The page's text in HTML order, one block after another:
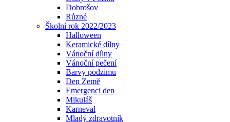
Dobrošov
Různé
Školní rok 2022/2023
Halloween
Keramické dílny
Vánoční dílny
Vánoční pečení
Barvy podzimu
Den Země
Emergenci den
Mikuláš
Karneval
Mladý zdravotník